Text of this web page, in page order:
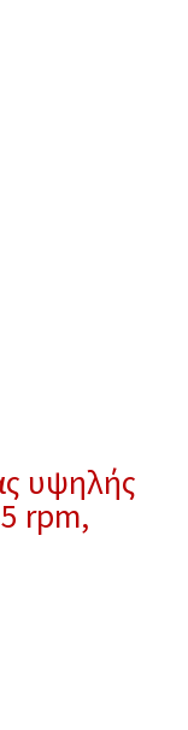
υψηλής
rpm,